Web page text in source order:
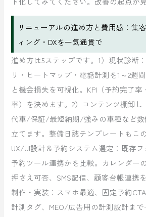
リニューアルの進め方と費用感：集
ィング・DXを一気通貫で
進め方は5ステップです。1）現状診断
リ・ヒートマップ・電話計測を1～2週
と機会損失を可視化。KPI（予約完了
率）を決めます。2）コンテンツ棚卸
代車/保証/最短納期/強みの車種など数
立てます。整備日誌テンプレートもこ
UX/UI設計＆予約システム選定：既存
予約ツール連携かを比較。カレンダー
押さえ可否、SMS配信、顧客台帳連携
制作・実装：スマホ最適、固定予約CTA
計測タグ、MEO/広告用の計測設計まで